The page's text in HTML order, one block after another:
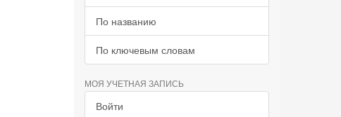
По названию
По ключевым словам
МОЯ УЧЕТНАЯ ЗАПИСЬ
Войти